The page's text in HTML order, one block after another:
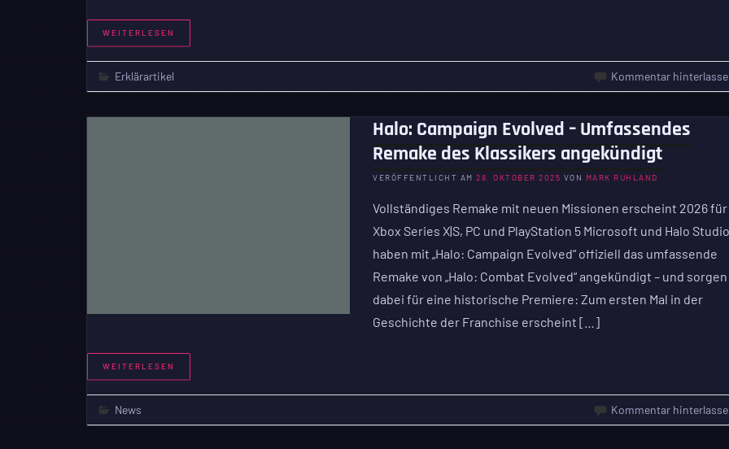
WEITERLESEN
Erklärartikel Kommentar
Halo: Campaign Evolved – Umfassendes
Remake des Klassikers angekündigt
VERÖFFENTLICHT AM28. OKTOBER 2025 VON MARK RUHLAND
Vollständiges Remake mit neuen Missionen erscheint 2026 für
Xbox Series X|S, PC und PlayStation 5 Microsoft und Halo
haben mit „Halo: Campaign Evolved“ offiziell das umfassende
Remake von „Halo: Combat Evolved“ angekündigt – und sorgen
dabei für eine historische Premiere: Zum ersten Mal in der
Geschichte der Franchise erscheint […]
WEITERLESEN
News Kommentar